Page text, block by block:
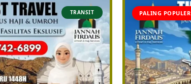
TRANSIT PALING POPULER